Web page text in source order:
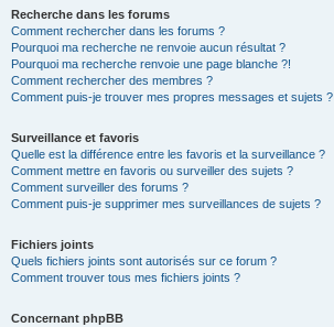
Recherche dans les forums
Comment rechercher dans les forums ?
Pourquoi ma recherche ne renvoie aucun résultat ?
Pourquoi ma recherche renvoie une page blanche ?!
Comment rechercher des membres ?
Comment puis-je trouver mes propres messages et sujets ?
Surveillance et favoris
Quelle est la différence entre les favoris et la surveillance ?
Comment mettre en favoris ou surveiller des sujets ?
Comment surveiller des forums ?
Comment puis-je supprimer mes surveillances de sujets ?
Fichiers joints
Quels fichiers joints sont autorisés sur ce forum ?
Comment trouver tous mes fichiers joints ?
Concernant phpBB